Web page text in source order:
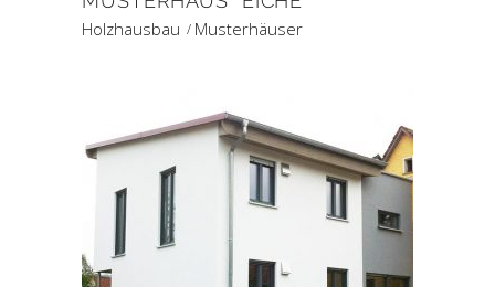
Holzhausbau Musterhäuser